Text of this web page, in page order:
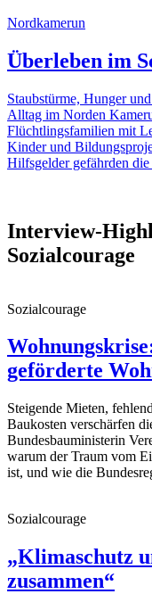
Nordkamerun
Überleben im
Staubstürme, Hunger
Alltag im Norden
Flüchtlingsfamilien mit
Kinder und
Hilfsgelder gefährden die
Interview-
Sozialcourage
Sozialcourage
geförderte
Steigende Mieten,
Baukosten verschärfen
Bundesbauministerin
warum der Traum vom
ist, und wie die
Sozialcourage
„Klimaschutz
zusammen“